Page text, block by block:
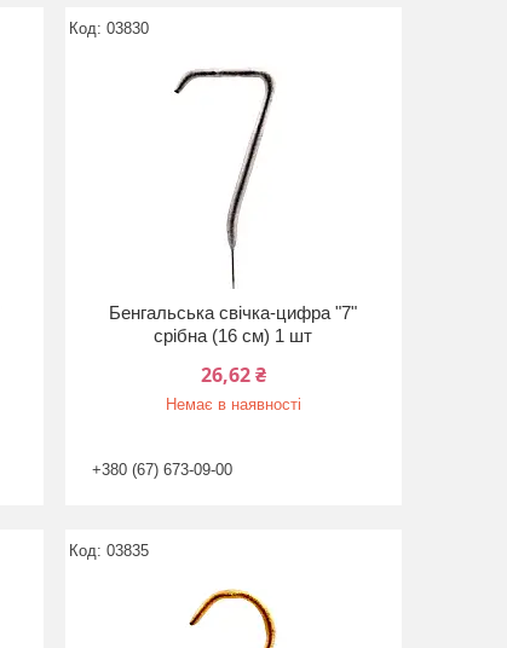
03830
Бенгальська свічка-цифра "7"
срібна (16 см) 1 шт
26,62 ₴
Немає в наявності
+380 (67) 673-09-00
03835